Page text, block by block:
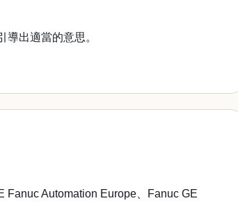
出適當的意思。
Fanuc Automation Europe、Fanuc GE